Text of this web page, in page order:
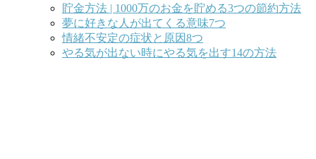
貯金方法 | 1000万のお金を貯める3つの節約方法
夢に好きな人が出てくる意味7つ
情緒不安定の症状と原因8つ
やる気が出ない時にやる気を出す14の方法